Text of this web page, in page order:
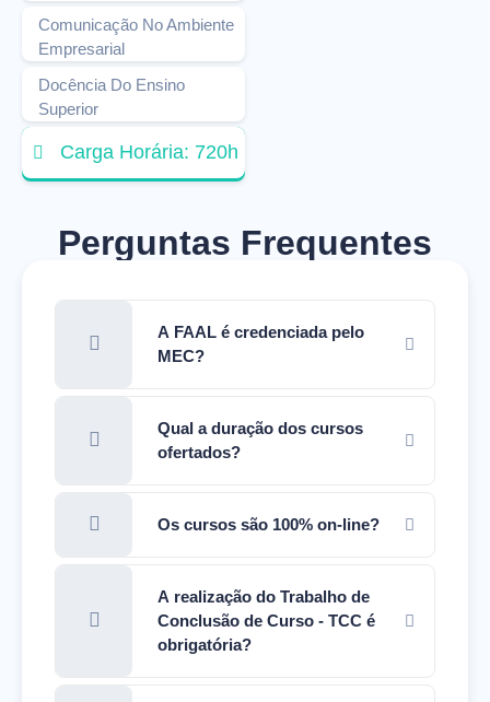
Comunicação No Ambiente
Empresarial
Docência Do Ensino
Superior
Carga Horária: 720h
Perguntas Frequentes
A FAAL é credenciada pelo
MEC?
Qual a duração dos cursos
ofertados?
Os cursos são 100% on-line?
A realização do Trabalho de
Conclusão de Curso - TCC é
obrigatória?